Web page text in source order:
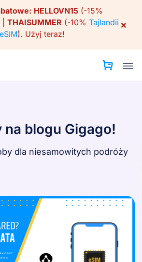
HELLOVN15 (-15%
THAISUMMER (-10% Tajlandii
eSIM). Użyj teraz!
×
na blogu Gigago!
dla niesamowitych podróży